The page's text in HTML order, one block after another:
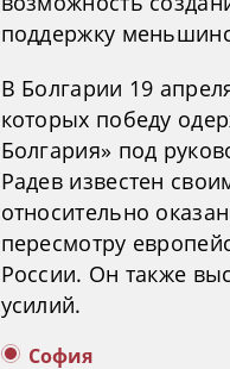
поддержку
В Болгарии 19
которых победу
Болгария» под
Радев известен
относительно
пересмотру
России. Он также
усилий.
София